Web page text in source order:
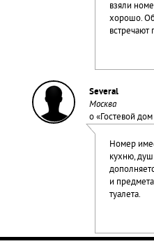
взяли
хорошо.
встречают
Several
Москва
о «Гостевой
Номер
кухню, душ
и
туалета.